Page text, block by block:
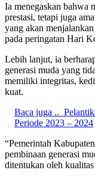
Ia menegaskan bahwa
prestasi, tetapi juga
yang akan
pada peringatan Hari
Lebih lanjut, ia
generasi muda yang
memiliki integritas,
kuat.
Baca juga ..
Periode 2023 – 2024
“Pemerintah
pembinaan generasi
ditentukan oleh